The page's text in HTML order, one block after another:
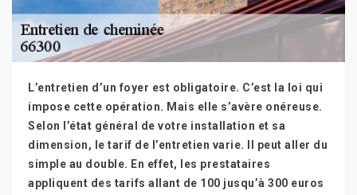
L’entretien d’un foyer est obligatoire. C’est la loi qui
impose cette opération. Mais elle s’avère onéreuse.
Selon l’état général de votre installation et sa
dimension, le tarif de l’entretien varie. Il peut aller du
simple au double. En effet, les prestataires
appliquent des tarifs allant de 100 jusqu’à 300 euros